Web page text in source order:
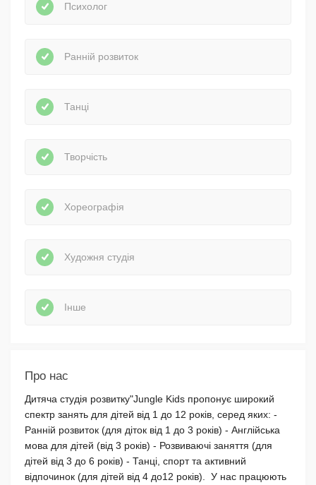
Психолог
Ранній розвиток
Танці
Творчість
Хореографія
Художня студія
Інше
Про нас
Дитяча студія розвитку"Jungle Kids пропонує широкий
спектр занять для дітей від 1 до 12 років, серед яких: -
Ранній розвиток (для діток від 1 до 3 років) - Англійська
мова для дітей (від 3 років) - Розвиваючі заняття (для
дітей від 3 до 6 років) - Танці, спорт та активний
відпочинок (для дітей від 4 до12 років). У нас працюють